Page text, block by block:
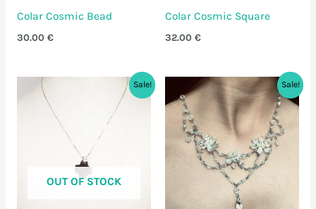
Colar Cosmic Bead
30.00 €
Colar Cosmic Square
32.00 €
Sale!
OUT OF STOCK
era:
20.00 €. 14.00 €.
Sale!
O
preço
original
era:
44.00 €.
O
preço
atual
é:
35.20 €.